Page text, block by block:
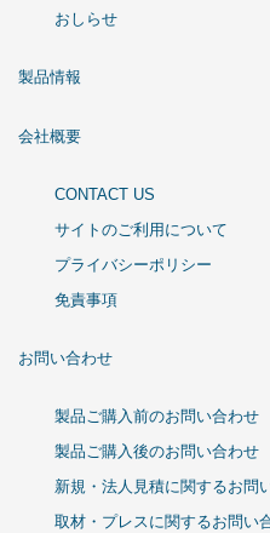
おしらせ
製品情報
会社概要
CONTACT US
サイトのご利用について
プライバシーポリシー
免責事項
お問い合わせ
製品ご購入前のお問い合わせ
製品ご購入後のお問い合わせ
新規・法人見積に関するお問
取材・プレスに関するお問い